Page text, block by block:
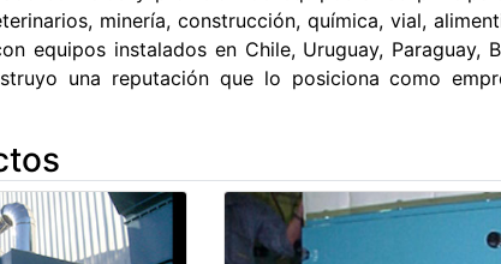
minería, construcción, química, vial,
equipos instalados en Chile, Uruguay, Paraguay,
una reputación que lo posiciona como